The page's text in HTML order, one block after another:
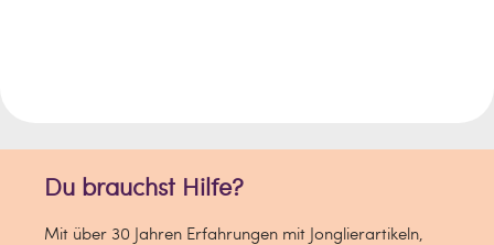
Extras geliefert:
Du brauchst Hilfe?
Mit über 30 Jahren Erfahrungen mit Jonglierartikeln,